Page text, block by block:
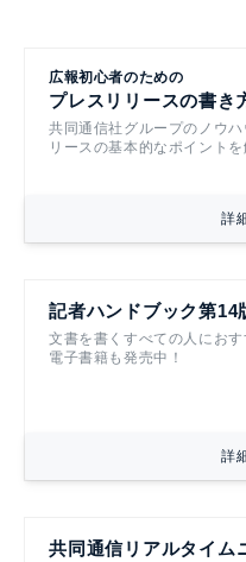
広報初心者のための
プレスリリースの書き
共同通信社グループのノウ
リースの基本的なポイントを
詳
記者ハンドブック第14
文書を書くすべての人におす
電子書籍も発売中！
詳
共同通信リアルタイム